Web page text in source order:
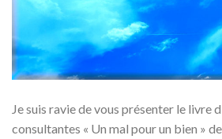
Je suis ravie de vous présenter le livre
consultantes « Un mal pour un bien »